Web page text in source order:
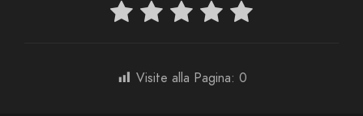
Visite alla Pagina: 0